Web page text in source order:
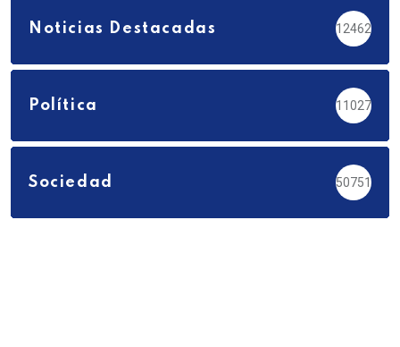
Noticias Destacadas 12462
Política 11027
Sociedad 50751